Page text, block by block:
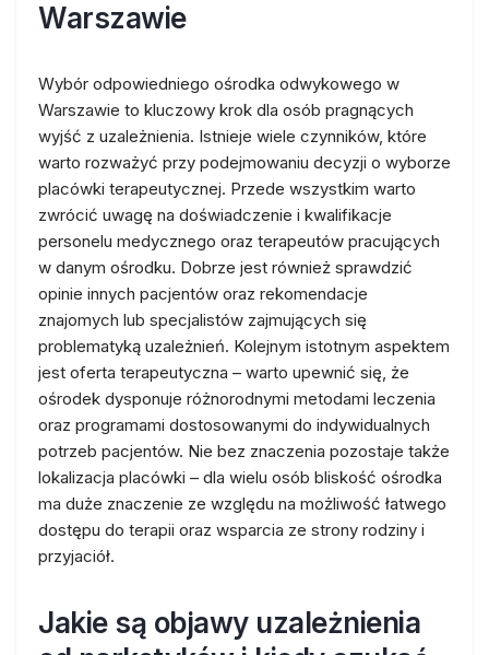
Warszawie
Wybór odpowiedniego ośrodka odwykowego w
Warszawie to kluczowy krok dla osób pragnących
wyjść z uzależnienia. Istnieje wiele czynników, które
warto rozważyć przy podejmowaniu decyzji o wyborze
placówki terapeutycznej. Przede wszystkim warto
zwrócić uwagę na doświadczenie i kwalifikacje
personelu medycznego oraz terapeutów pracujących
w danym ośrodku. Dobrze jest również sprawdzić
opinie innych pacjentów oraz rekomendacje
znajomych lub specjalistów zajmujących się
problematyką uzależnień. Kolejnym istotnym aspektem
jest oferta terapeutyczna – warto upewnić się, że
ośrodek dysponuje różnorodnymi metodami leczenia
oraz programami dostosowanymi do indywidualnych
potrzeb pacjentów. Nie bez znaczenia pozostaje także
lokalizacja placówki – dla wielu osób bliskość ośrodka
ma duże znaczenie ze względu na możliwość łatwego
dostępu do terapii oraz wsparcia ze strony rodziny i
przyjaciół.
Jakie są objawy uzależnienia